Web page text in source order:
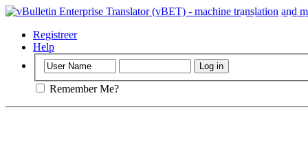
BelangrikDit
Registreer
Help
Remember Me?